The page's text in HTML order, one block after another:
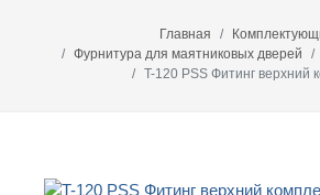
Главная
Фурнитура для маятниковых дверей
T-120 PSS Фитинг верхний